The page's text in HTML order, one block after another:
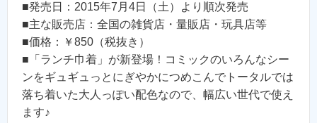
■発売日：2015年7月4日（土）より順次発売
■主な販売店：全国の雑貨店・量販店・玩具店等
■価格：￥850（税抜き）
■「ランチ巾着」が新登場！コミックのいろんなシー
ンをギュギュっとにぎやかにつめこんでトータルでは
落ち着いた大人っぽい配色なので、幅広い世代で使え
ます♪